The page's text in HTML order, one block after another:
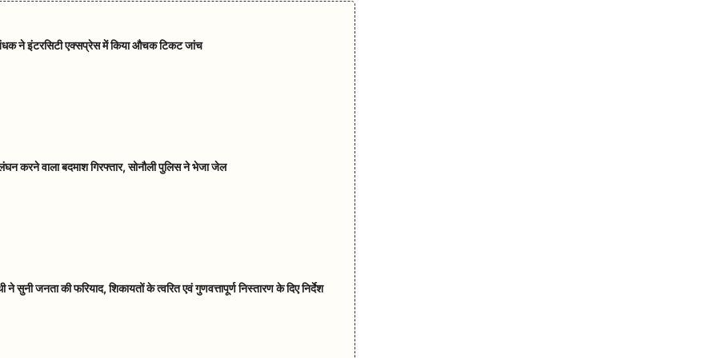
ने इंटरसिटी एक्सप्रेस में किया औचक टिकट जांच
करने वाला बदमाश गिरफ्तार, सोनौली पुलिस ने भेजा जेल
सुनी जनता की फरियाद, शिकायतों के त्वरित एवं गुणवत्तापूर्ण निस्तारण के दिए निर्देश